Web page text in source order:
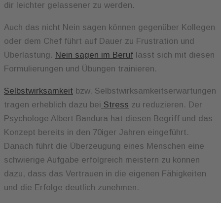
dir leichter gelassener zu werden.
Auch das nicht Nein sagen können gegenüber Kollegen
oder dem Chef führt auf Dauer zu Frustration und
Überlastung. Nein sagen im Beruf lässt sich mit diesen
Formulierungen und Übungen trainieren.
Selbstwirksamkeit bzw. Selbstwirksamkeitserwartungen
tragen erheblich dazu bei Stress zu reduzieren. Der
Psychologe Albert Bandura hat diesen Begriff und das
Konzept bereits in den 70iger Jahren eingeführt.
Danach führt die Überzeugung eines Menschen eine
schwierige Aufgabe erfolgreich meistern zu können
dazu, dass das Vertrauen in die eigenen Fähigkeiten
und die Erfolge deutlich zunehmen.